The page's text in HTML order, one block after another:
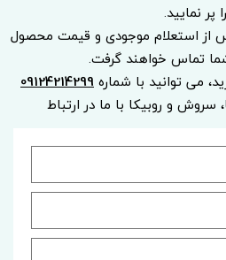
نمایید.
از استعلام موجودی و قیمت محصول
تماس خواهند گرفت.
می توانید با شماره09124214299
سروش و روبیکا با ما در ارتباط